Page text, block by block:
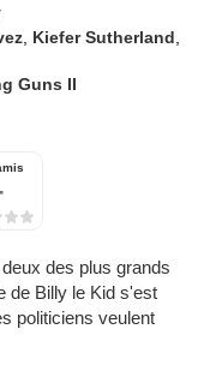
Kiefer Sutherland
Guns II
des plus grands
de Billy le Kid s'est
politiciens veulent